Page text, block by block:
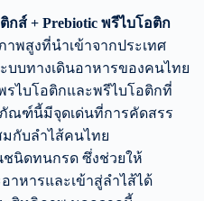
ส์ + Prebiotic พรีไบโอติก
พสูงที่นำเข้าจากประเทศ
บทางเดินอาหารของคนไทย
รไบโอติกและพรีไบโอติกที่
ณฑ์นี้มีจุดเด่นที่การคัดสรร
มกับลำไส้คนไทย
นิดทนกรด ซึ่งช่วยให้
าหารและเข้าสู่ลำไส้ได้